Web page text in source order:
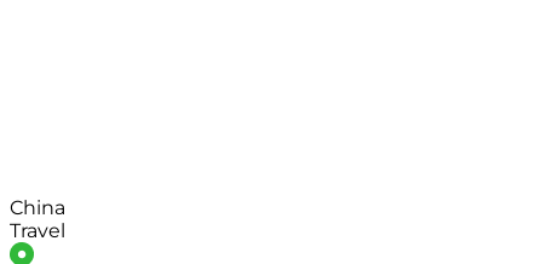
China
Travel